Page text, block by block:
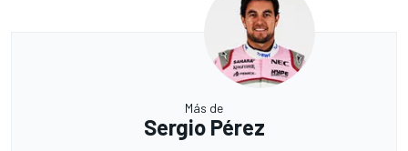
Más de
Sergio Pérez